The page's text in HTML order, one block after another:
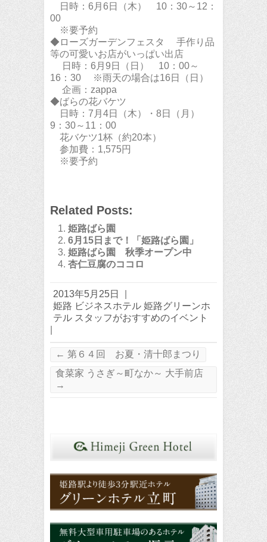
日時：6月6日（木） 10：30～12：
00
※要予約
◆ローズガーデンフェスタ 手作り品
等の可愛いお店がいっぱい出店
日時：6月9日（日） 10：00～
16：30 ※雨天の場合は16日（日）
企画：zappa
◆ばらの花バケツ
日時：7月4日（木）・8日（月）
9：30～11：00
花バケツ1杯（約20本）
参加費：1,575円
※要予約
Related Posts:
姫路ばら園
6月15日まで！「姫路ばら園」
姫路ばら園 秋季オープン中
杏仁豆腐のココロ
2013年5月25日
姫路 ビジネスホテル 姫路グリーンホ
テル スタッフがおすすめのイベント
← 第６４回 お夏・清十郎まつり
食菜家 うさぎ～町なか～ 大手前店
→